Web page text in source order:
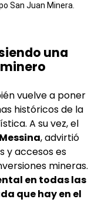
San Juan Minera.
una
vuelve a poner
históricos de la
A su vez, el
, advirtió
y accesos es
mineras.
en todas las
que hay en el